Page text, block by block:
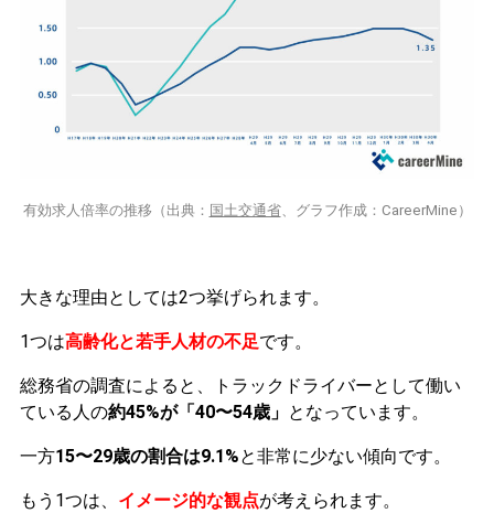
有効求人倍率の推移（出典： 国土交通省、グラフ作成：CareerMine）
大きな理由としては2つ挙げられます。
1つは高齢化と若手人材の不足です。
総務省の調査によると、トラックドライバーとして働い
ている人の約45%が「40〜54歳」 となっています。
一方15〜29歳の割合は9.1%と非常に少ない傾向です。
もう1つは、 イメージ的な観点が考えられます。